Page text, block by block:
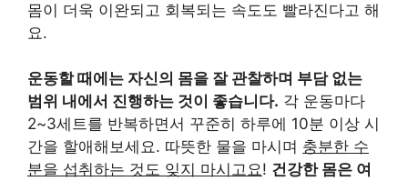
몸이 더욱 이완되고 회복되는 속도도 빨라진다고 해
요.
운동할 때에는 자신의 몸을 잘 관찰하며 부담 없는
범위 내에서 진행하는 것이 좋습니다. 각 운동마다
2~3세트를 반복하면서 꾸준히 하루에 10분 이상 시
간을 할애해보세요. 따뜻한 물을 마시며 충분한 수
분을 섭취하는 것도 잊지 마시고요! 건강한 몸은 여